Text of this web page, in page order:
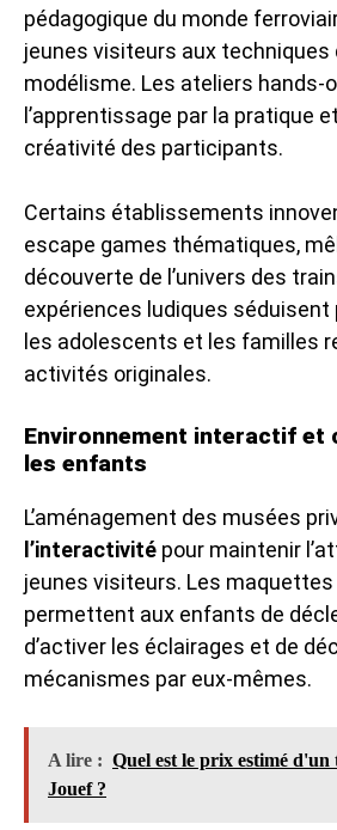
pédagogique du monde
jeunes visiteurs aux techniques
modélisme. Les ateliers hands-
l’apprentissage par la pratique
créativité des participants.
Certains établissements
escape games thématiques,
découverte de l’univers des
expériences ludiques
les adolescents et les familles
activités originales.
Environnement interactif et
les enfants
L’aménagement des musées
l’interactivité pour maintenir
jeunes visiteurs. Les
permettent aux enfants de
d’activer les éclairages et de
mécanismes par eux-mêmes.
A lire : Quel est le prix estimé
Jouef ?